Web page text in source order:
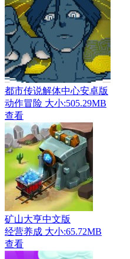
都市传说解体中心安卓版
动作冒险 大小:505.29MB
查看
矿山大亨中文版
经营养成 大小:65.72MB
查看